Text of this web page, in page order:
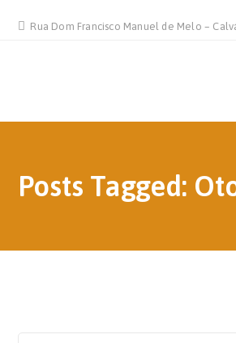
Rua Dom Francisco Manuel de Melo –
Posts Tagged: